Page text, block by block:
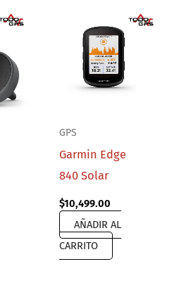
GPS
Garmin Edge
840 Solar
$10,499.00
AÑADIR AL
CARRITO